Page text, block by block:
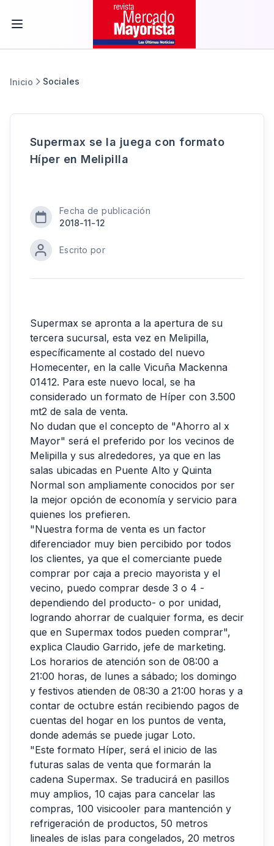
Inicio Sociales
Supermax se la juega con formato
Híper en Melipilla
Fecha de publicación
2018-11-12
Escrito por
Supermax se apronta a la apertura de su
tercera sucursal, esta vez en Melipilla,
específicamente al costado del nuevo
Homecenter, en la calle Vicuña Mackenna
01412. Para este nuevo local, se ha
considerado un formato de Híper con 3.500
mt2 de sala de venta.
No dudan que el concepto de "Ahorro al x
Mayor" será el preferido por los vecinos de
Melipilla y sus alrededores, ya que en las
salas ubicadas en Puente Alto y Quinta
Normal son ampliamente conocidos por ser
la mejor opción de economía y servicio para
quienes los prefieren.
"Nuestra forma de venta es un factor
diferenciador muy bien percibido por todos
los clientes, ya que el comerciante puede
comprar por caja a precio mayorista y el
vecino, puedo comprar desde 3 o 4 -
dependiendo del producto- o por unidad,
logrando ahorrar de cualquier forma, es decir
que en Supermax todos pueden comprar",
explica Claudio Garrido, jefe de marketing.
Los horarios de atención son de 08:00 a
21:00 horas, de lunes a sábado; los domingo
y festivos atienden de 08:30 a 21:00 horas y a
contar de octubre están recibiendo pagos de
cuentas del hogar en los puntos de venta,
donde además se puede jugar Loto.
"Este formato Híper, será el inicio de las
futuras salas de venta que formarán la
cadena Supermax. Se traducirá en pasillos
muy amplios, 10 cajas para cancelar las
compras, 100 visicooler para mantención y
refrigeración de productos, 50 metros
lineales de islas para congelados, 20 metros